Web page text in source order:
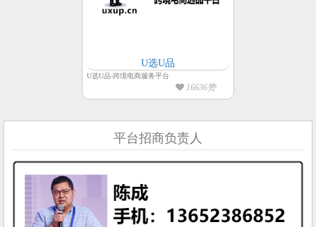
U选U品
U选U品-跨境电商服务平台
16636赞
平台招商负责人